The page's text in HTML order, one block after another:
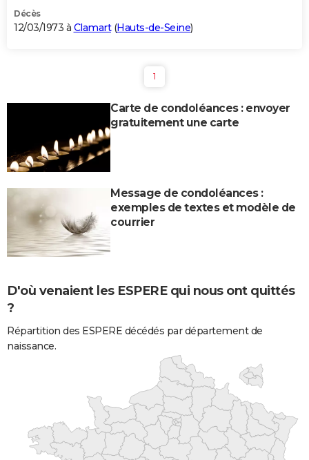
Décès
12/03/1973 à Clamart(Hauts-de-Seine)
1
Carte de condoléances : envoyer
gratuitement une carte
Message de condoléances :
exemples de textes et modèle de
courrier
D'où venaient les ESPERE qui nous ont quittés
?
Répartition des ESPERE décédés par département de
naissance.